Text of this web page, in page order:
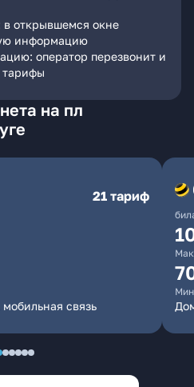
в открывшемся окне
информацию
оператор перезвонит и
тарифы
на пл
21 тариф
связь